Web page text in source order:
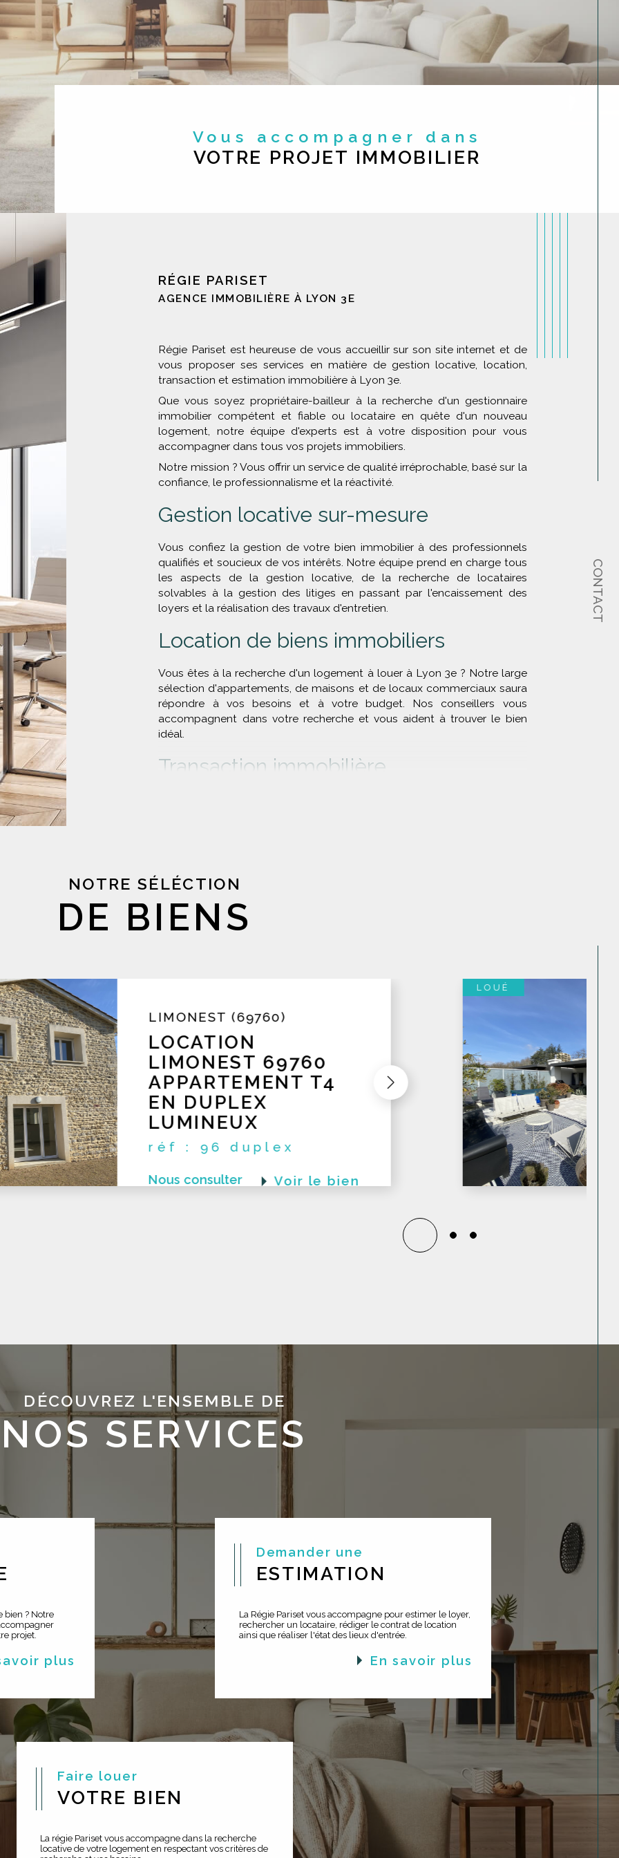
CONTACT
Vous accompagner dans
VOTRE PROJET IMMOBILIER
RÉGIE PARISET
AGENCE IMMOBILIÈRE À LYON 3E
Régie Pariset est heureuse de vous accueillir sur son site internet et de
vous proposer ses services en matière de gestion locative, location,
transaction et estimation immobilière à Lyon 3e.
Que vous soyez propriétaire-bailleur à la recherche d'un gestionnaire
immobilier compétent et fiable ou locataire en quête d'un nouveau
logement, notre équipe d'experts est à votre disposition pour vous
accompagner dans tous vos projets immobiliers.
Notre mission ? Vous offrir un service de qualité irréprochable, basé sur la
confiance, le professionnalisme et la réactivité.
Gestion locative sur-mesure
Vous confiez la gestion de votre bien immobilier à des professionnels
qualifiés et soucieux de vos intérêts. Notre équipe prend en charge tous
les aspects de la gestion locative, de la recherche de locataires
solvables à la gestion des litiges en passant par l'encaissement des
loyers et la réalisation des travaux d'entretien.
Location de biens immobiliers
Vous êtes à la recherche d'un logement à louer à Lyon 3e ? Notre large
sélection d'appartements, de maisons et de locaux commerciaux saura
répondre à vos besoins et à votre budget. Nos conseillers vous
accompagnent dans votre recherche et vous aident à trouver le bien
idéal.
Transaction immobilière
marché immobilier lyonnais, nous vous proposons une large sélection
Grâce à nos
annonces immobilières
biens, régulièrement mis à jour.
transaction équitable et réussie, en toute transparence et confiance.
NOTRE SÉLÉCTION
DE BIENS
ÉCULLY (69130)
LOCATION ECULLY
69130
APPARTEMENT T5
EN DERNIER ÉTAGE
EXCELLENT ÉTAT
réf : 232
LOCATION Ecully 69130 RARE Appartement toit-
terrase en dernier étage en excellent état dans une
Nous consulter Voir le bien
LOUÉ
DÉCOUVREZ L'ENSEMBLE DE
NOS SERVICES
bien ? Notre
projet.
savoir plus
Demander une
ESTIMATION
La Régie Pariset vous accompagne pour estimer le loyer,
rechercher un locataire, rédiger le contrat de location
ainsi que réaliser l'état des lieux d'entrée.
en savoir plus
Faire louer
VOTRE BIEN
La régie Pariset vous accompagne dans la recherche
locative de votre logement en respectant vos critères de